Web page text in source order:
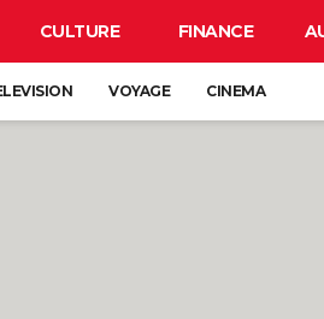
CULTURE FINANCE
VOYAGE CINEMA